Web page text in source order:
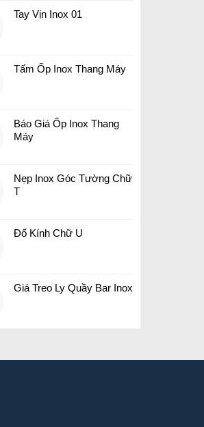
Tay Vịn Inox 01
Tấm Ốp Inox Thang Máy
Báo Giá Ốp Inox Thang
Máy
Nẹp Inox Góc Tường Chữ
T
Đố Kính Chữ U
Giá Treo Ly Quầy Bar Inox